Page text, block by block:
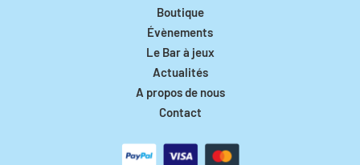
Boutique
Évènements
Le Bar à jeux
Actualités
A propos de nous
Contact